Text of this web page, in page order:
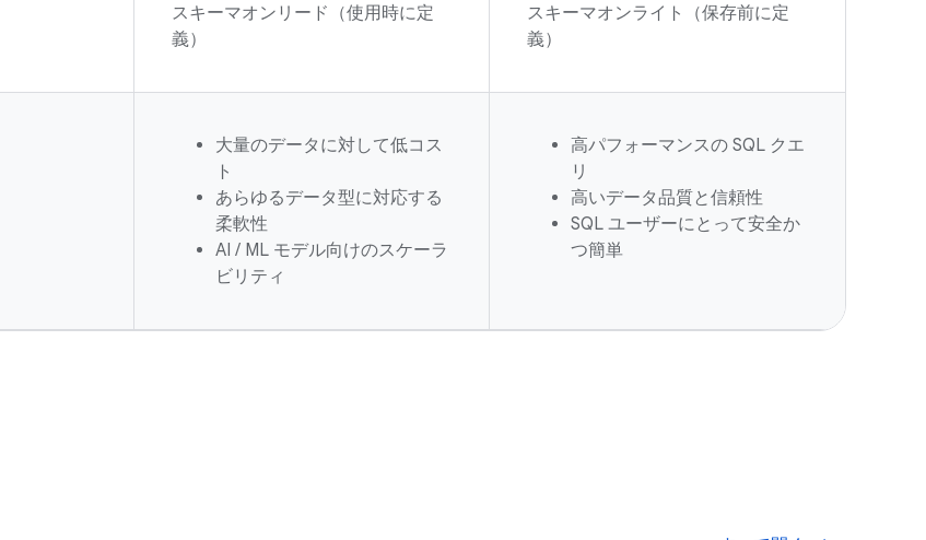
スキーマオンリード（使用時に定
義）
スキーマオンライト（保存前に定
義）
大量のデータに対して低コス
ト
あらゆるデータ型に対応する
柔軟性
AI / ML モデル向けのスケーラ
ビリティ
高パフォーマンスの SQL クエ
リ
高いデータ品質と信頼性
SQL ユーザーにとって安全か
つ簡単